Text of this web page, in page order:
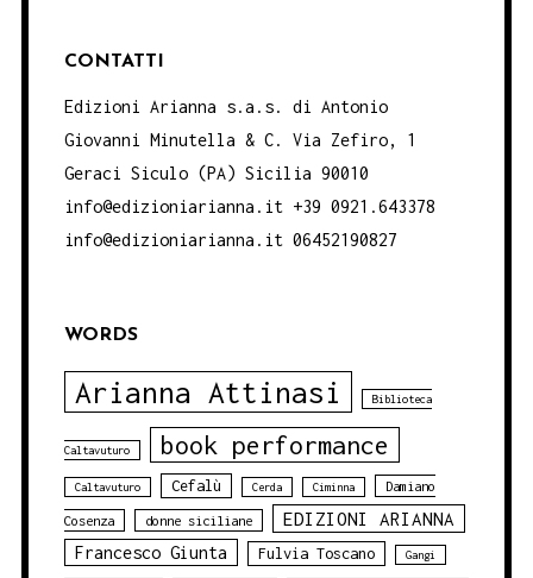
CONTATTI
Edizioni Arianna s.a.s. di Antonio
Giovanni Minutella & C. Via Zefiro, 1
Geraci Siculo (PA) Sicilia 90010
info@edizioniarianna.it +39 0921.643378
info@edizioniarianna.it 06452190827
WORDS
Arianna Attinasi Biblioteca
Caltavuturo book performance
Caltavuturo Cefalù Cerda Ciminna Damiano
Cosenza donne siciliane EDIZIONI ARIANNA
Francesco Giunta Fulvia Toscano Gangi